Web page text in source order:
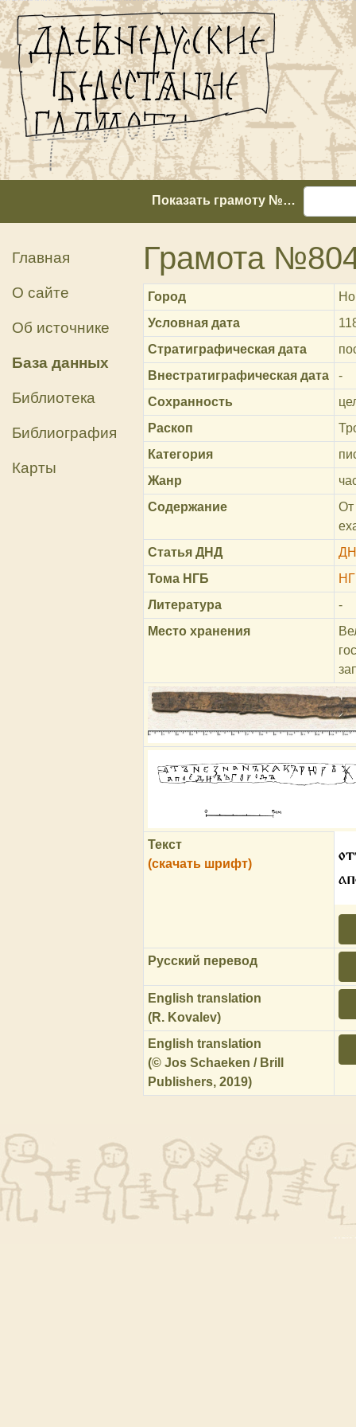
Показать грамоту №…
Главная
О сайте
Об источнике
База данных
Библиотека
Библиография
Карты
Грамота
Город
Условная дата
Стратиграфическая дата
Внестратиграфическая дата
-
Сохранность
Раскоп
Категория
Жанр
Содержание
От
Статья ДНД
Тома НГБ
Литература
-
Место хранения
Текст
(скачать шрифт)
Русский перевод
English translation
(R. Kovalev)
English translation
(© Jos Schaeken / Brill
Publishers, 2019)